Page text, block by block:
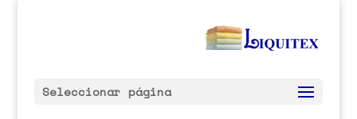
Seleccionar página